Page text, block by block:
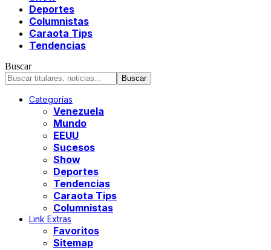
Deportes
Columnistas
Caraota Tips
Tendencias
Buscar
Categorías
Venezuela
Mundo
EEUU
Sucesos
Show
Deportes
Tendencias
Caraota Tips
Columnistas
Link Extras
Favoritos
Sitemap